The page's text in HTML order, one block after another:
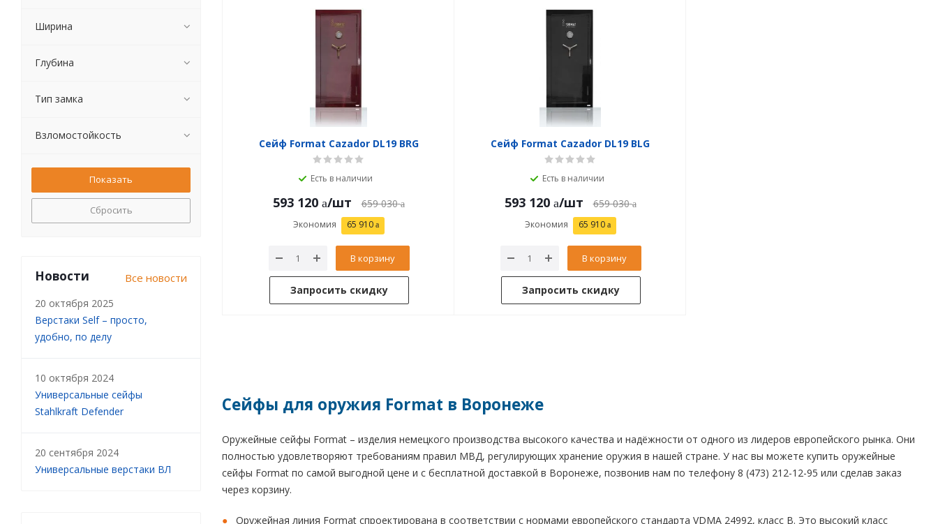
Сейф Format Cazador DL19 BRG
Есть в наличии
593 120 /шт 659 030
Экономия 65 910
В корзину
Запросить скидку
Сейф Format Cazador DL19 BLG
Есть в наличии
593 120 /шт 659 030
Экономия 65 910
В корзину
Запросить скидку
Сейфы для оружия Format в Воронеже
Оружейные сейфы Format – изделия немецкого производства высокого качества и надёжности от одного из лидеров европейского рынка. Они
полностью удовлетворяют требованиям правил МВД, регулирующих хранение оружия в нашей стране. У нас вы можете купить оружейные
сейфы Format по самой выгодной цене и с бесплатной доставкой в Воронеже, позвонив нам по телефону 8 (473) 212-12-95 или сделав заказ
через корзину.
Оружейная линия Format спроектирована в соответствии с нормами европейского стандарта VDMA 24992, класс B. Это высокий класс
Ширина
Глубина
Тип замка
Взломостойкость
Сбросить
Новости Все новости
20 октября 2025
Верстаки Self – просто,
удобно, по делу
10 октября 2024
Универсальные сейфы
Stahlkraft Defender
20 сентября 2024
Универсальные верстаки ВЛ